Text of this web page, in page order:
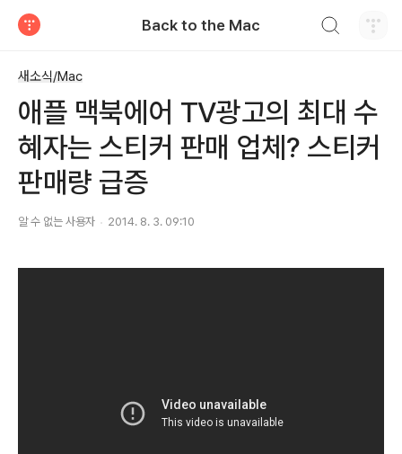
Back to the Mac
새소식/Mac
애플 맥북에어 TV광고의 최대 수
혜자는 스티커 판매 업체? 스티커
판매량 급증
알 수 없는 사용자 2014. 8. 3. 09:10